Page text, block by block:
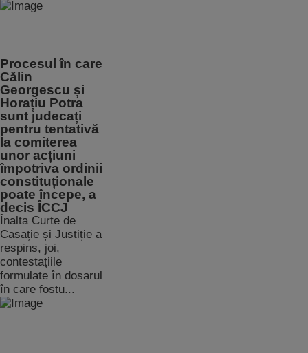
Procesul în care
Călin
Georgescu și
Horațiu Potra
sunt judecați
pentru tentativă
la comiterea
unor acțiuni
împotriva ordinii
constituționale
poate începe, a
decis ÎCCJ
Înalta Curte de
Casație și Justiție a
respins, joi,
contestațiile
formulate în dosarul
în care fostu...